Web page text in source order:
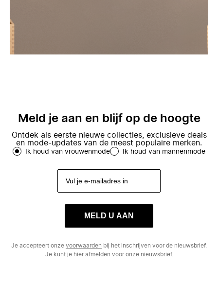
Meld je aan en blijf op de hoogte
Ontdek als eerste nieuwe collecties, exclusieve deals
en mode-updates van de meest populaire merken.
Ik houd van vrouwenmode Ik houd van mannenmode
MELD U AAN
Je accepteert onze voorwaarden bij het inschrijven voor de nieuwsbrief.
Je kunt je hierafmelden voor onze nieuwsbrief.